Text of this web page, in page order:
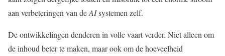
aan verbeteringen van deAIsystemen zelf.
De ontwikkelingen denderen in volle vaart verder. Niet alleen om
de inhoud beter te maken, maar ook om de hoeveelheid